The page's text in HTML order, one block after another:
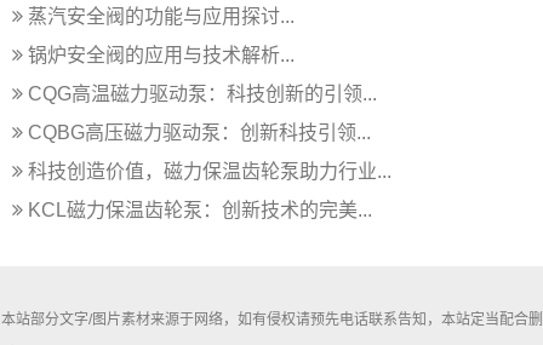
蒸汽安全阀的功能与应用探讨...
锅炉安全阀的应用与技术解析...
CQG高温磁力驱动泵：科技创新的引领...
CQBG高压磁力驱动泵：创新科技引领...
科技创造价值，磁力保温齿轮泵助力行业...
KCL磁力保温齿轮泵：创新技术的完美...
本站部分文字/图片素材来源于网络，如有侵权请预先电话联系告知，本站定当配合删